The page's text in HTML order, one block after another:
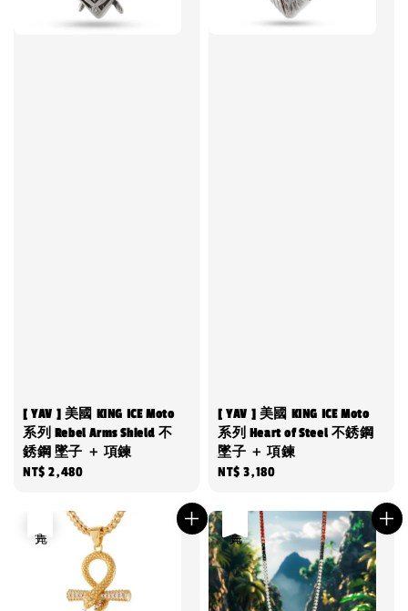
[ YAV ] 美國 KING ICE Moto
系列 Rebel Arms Shield 不
銹鋼 墜子 ＋ 項鍊
Regular
NT$ 2,480
[ YAV ] 美國 KING ICE Moto
系列 Heart of Steel 不銹鋼
墜子 ＋ 項鍊
Regular
NT$ 3,180